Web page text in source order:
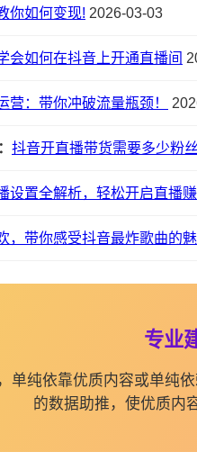
你如何变现! 2026-03-03
会如何在抖音上开通直播间
营：带你冲破流量瓶颈！
： 抖音开直播带货需要多少粉
设置全解析，轻松开启直播
，带你感受抖音最炸歌曲的魅
专业
单纯依靠优质内容或单纯
的数据助推，使优质内